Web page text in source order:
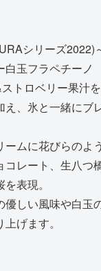
シリーズ2022)
白玉フラペチーノ
トロベリー果汁
え、氷と一緒にブ
ームに花びらのよ
コレート、生八つ
表現。
優しい風味や白玉
げます。